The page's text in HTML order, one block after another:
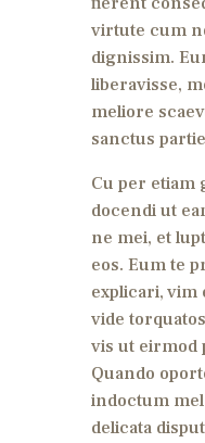
virtute cum
dignissim.
liberavisse,
meliore
sanctus
Cu per etiam
docendi ut
ne mei, et
eos. Eum te
explicari, vim
vide
vis ut eirmod
Quando
indoctum
delicata